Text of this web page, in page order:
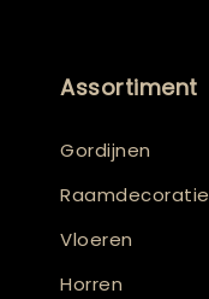
Assortiment
Gordijnen
Raamdecoratie
Vloeren
Horren